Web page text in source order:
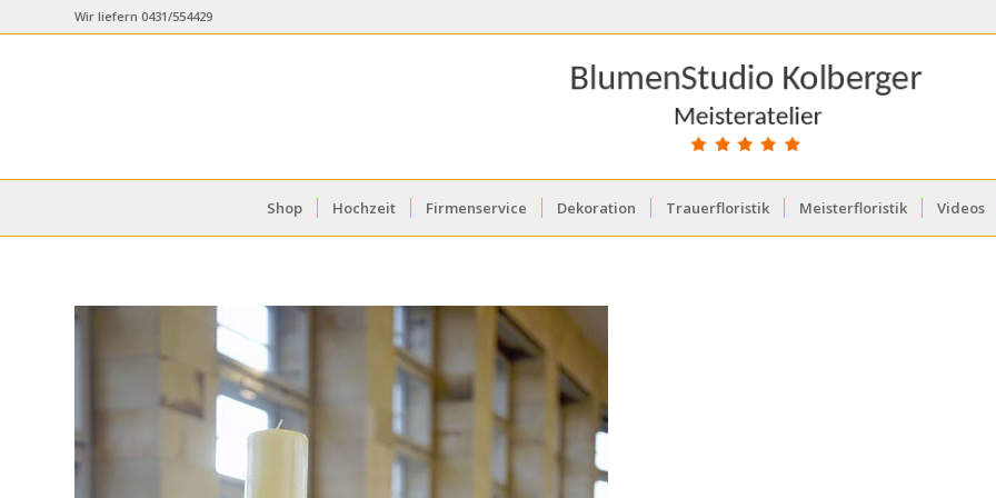
Wir liefern 0431/554429
Shop Hochzeit Firmenservice Dekoration Trauerfloristik Meisterfloristik Videos